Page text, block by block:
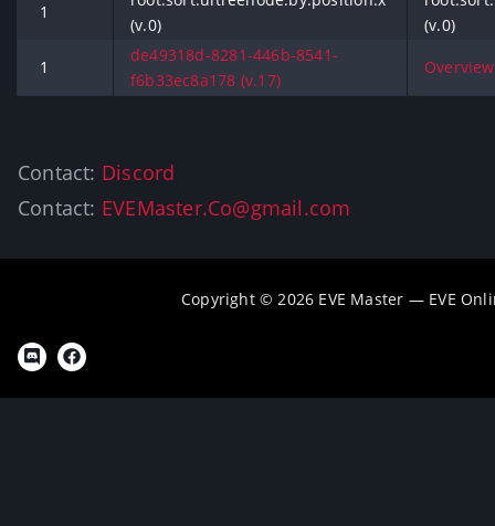
1
(v.0)
(v.0)
1
de49318d-8281-446b-8541-
f6b33ec8a178 (v.17)
Contact: Discord
Contact: EVEMaster.Co@gmail.com
Copyright © 2026 EVE Master — EVE